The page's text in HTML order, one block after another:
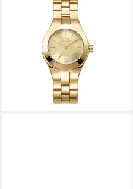
Quarzuhr Parsons Midi
DK1L026M0035,
Armbanduhr, Damenuhr,
Edelstahlarmband, analog
lieferbar - in 1-2 Werktagen bei dir